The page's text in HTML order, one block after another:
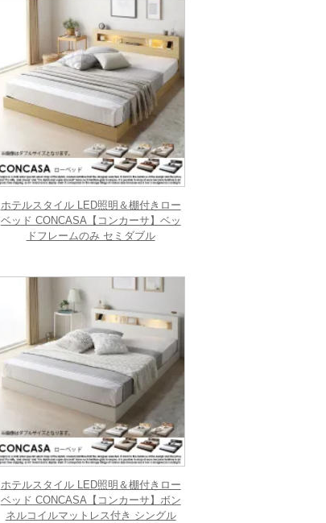
ホテルスタイル LED照明＆棚付きロー
ベッド CONCASA【コンカーサ】ベッ
ドフレームのみ セミダブル
ホテルスタイル LED照明＆棚付きロー
ベッド CONCASA【コンカーサ】ボン
ネルコイルマットレス付き シングル